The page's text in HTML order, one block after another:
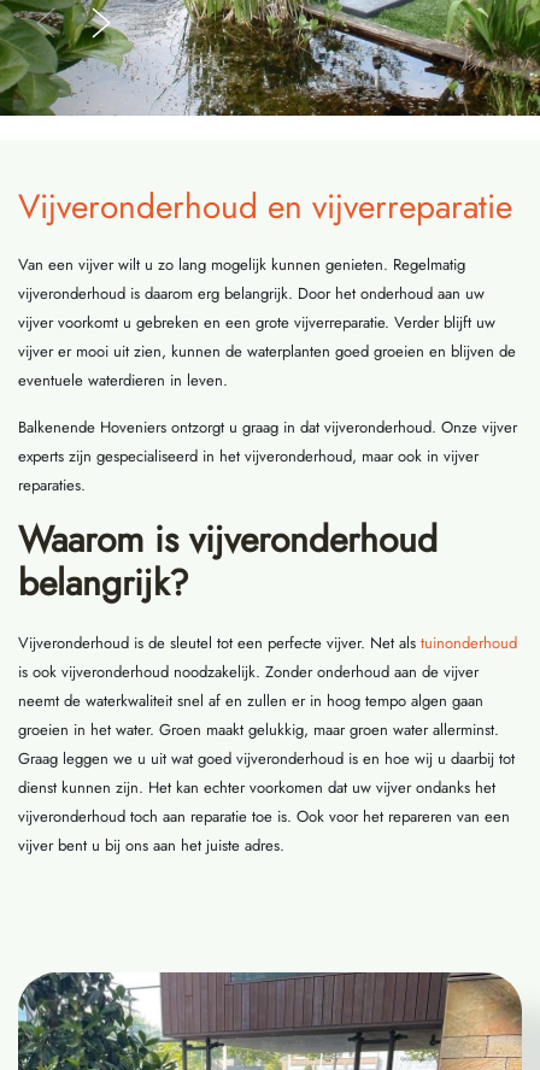
Vijveronderhoud en vijverreparatie
Van een vijver wilt u zo lang mogelijk kunnen genieten. Regelmatig
vijveronderhoud is daarom erg belangrijk. Door het onderhoud aan uw
vijver voorkomt u gebreken en een grote vijverreparatie. Verder blijft uw
vijver er mooi uit zien, kunnen de waterplanten goed groeien en blijven de
eventuele waterdieren in leven.
Balkenende Hoveniers ontzorgt u graag in dat vijveronderhoud. Onze vijver
experts zijn gespecialiseerd in het vijveronderhoud, maar ook in vijver
reparaties.
Waarom is vijveronderhoud
belangrijk?
Vijveronderhoud is de sleutel tot een perfecte vijver. Net als tuinonderhoud
is ook vijveronderhoud noodzakelijk. Zonder onderhoud aan de vijver
neemt de waterkwaliteit snel af en zullen er in hoog tempo algen gaan
groeien in het water. Groen maakt gelukkig, maar groen water allerminst.
Graag leggen we u uit wat goed vijveronderhoud is en hoe wij u daarbij tot
dienst kunnen zijn. Het kan echter voorkomen dat uw vijver ondanks het
vijveronderhoud toch aan reparatie toe is. Ook voor het repareren van een
vijver bent u bij ons aan het juiste adres.